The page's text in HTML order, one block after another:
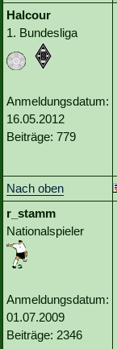
Halcour
1. Bundesliga
Anmeldungsdatum:
16.05.2012
Beiträge: 779
Nach oben
r_stamm
Nationalspieler
Anmeldungsdatum:
01.07.2009
Beiträge: 2346